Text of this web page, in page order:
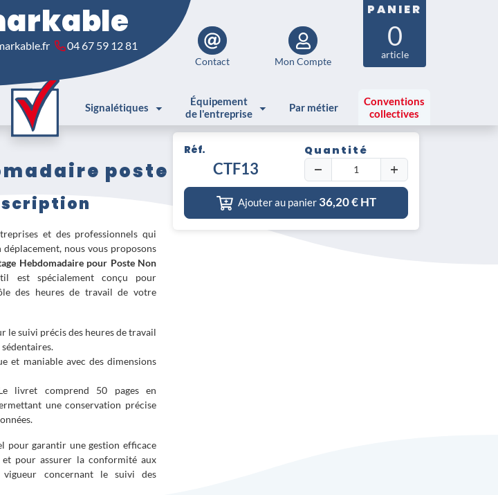
04 67 59 12 81
Contact Mon Compte
PANIER
0
article
Signalétiques
Équipement
de l'entreprise
Par métier
Conventions
collectives
poste non sédentaire
et des professionnels qui
nous vous proposons
Hebdomadaire pour Poste Non
est spécialement conçu pour
des heures de travail de votre
le suivi précis des heures de travail
et maniable avec des dimensions
livret comprend 50 pages en
une conservation précise
pour garantir une gestion efficace
pour assurer la conformité aux
vigueur concernant le suivi des
Réf.
CTF13
Quantité
Ajouter au panier 36,20€ HT